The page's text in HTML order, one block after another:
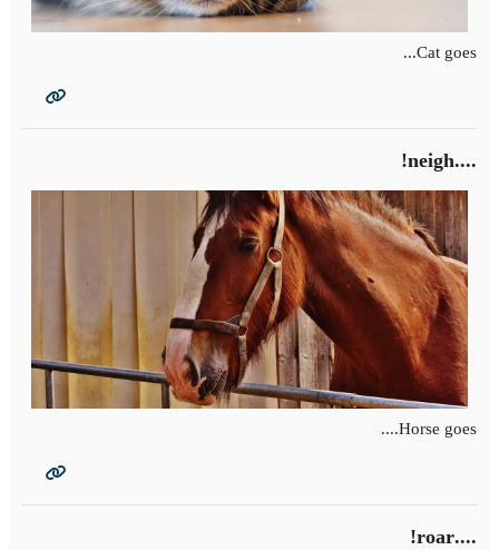
Cat goes...
....neigh!
Horse goes....
....roar!